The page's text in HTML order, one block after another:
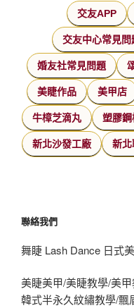
交友APP
交友中心常見問
婚友社常見問題
美睫作品 美甲店
牛樟芝滴丸 塑膠鋼
新北沙發工廠 新北
聯絡我們
舞睫 Lash Dance 日式
美睫美甲/美睫教學/美
韓式半永久紋繡教學/飄